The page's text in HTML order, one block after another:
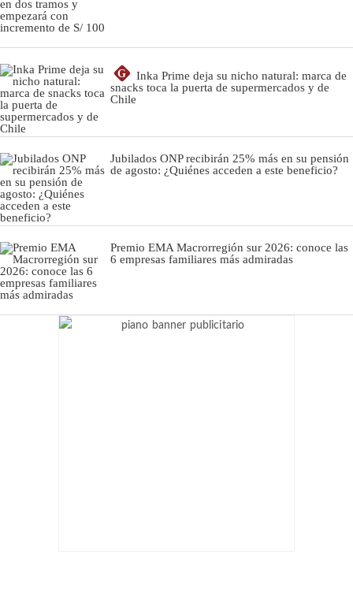
G
Inka Prime deja su nicho natural: marca de
snacks toca la puerta de supermercados y de
Chile
Jubilados ONP recibirán 25% más en su pensión
de agosto: ¿Quiénes acceden a este beneficio?
Premio EMA Macrorregión sur 2026: conoce las
6 empresas familiares más admiradas